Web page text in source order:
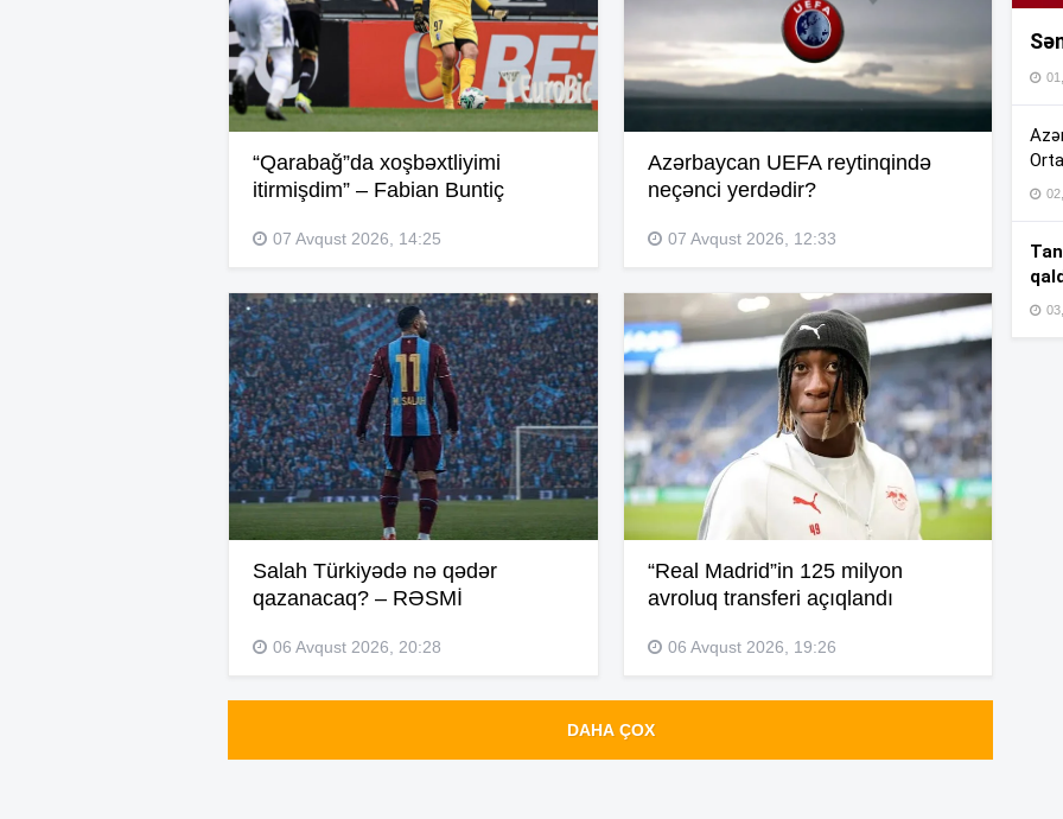
“Qarabağ”da xoşbəxtliyimi
itirmişdim” – Fabian Buntiç
07 Avqust 2026, 14:25
Azərbaycan UEFA reytinqində
neçənci yerdədir?
07 Avqust 2026, 12:33
Salah Türkiyədə nə qədər
qazanacaq? – RƏSMİ
06 Avqust 2026, 20:28
“Real Madrid”in 125 milyon
avroluq transferi açıqlandı
06 Avqust 2026, 19:26
DAHA ÇOX